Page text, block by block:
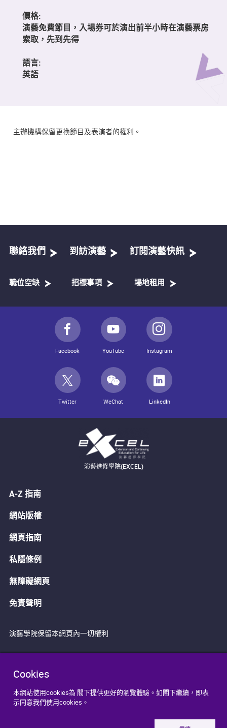
Cookies
本網站使用cookies為 閣下提供更好的瀏覽體驗。如閣下繼續，即表
示同意我們使用cookies。
價格:
演藝免費節目，入場券可於演出前半小時在演藝票房
索取，先到先得
語言:
英語
主辦機構保留更換節目及表演者的權利。
聯絡我們 到訪演藝 訂閱演藝快訊
職位空缺 招標事項 場地租用
Facebook YouTube Instagram
Twitter WeChat LinkedIn
演藝進修學院(EXCEL)
A-Z 指南
網站版權
網頁指南
私隱條例
無障礙網頁
免責聲明
演藝學院保留本網頁內一切權利